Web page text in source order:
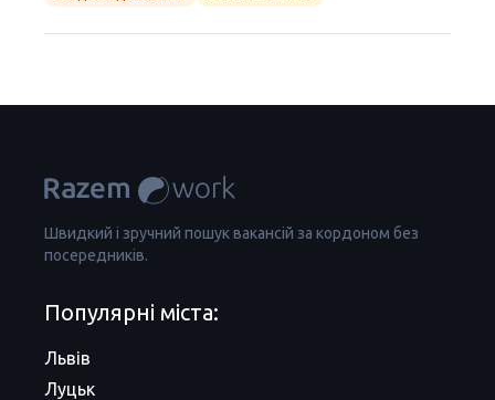
Швидкий і зручний пошук вакансій за кордоном без
посередників.
Популярні міста:
Львів
Луцьк